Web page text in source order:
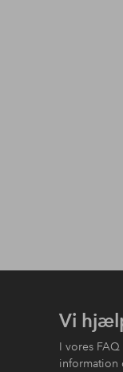
Vi
I vores
information